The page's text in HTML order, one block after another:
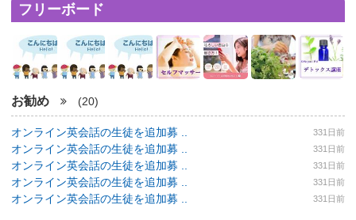
フリーボード
お勧め (20)
オンライン英会話の生徒を追加募 .. 331日前
オンライン英会話の生徒を追加募 .. 331日前
オンライン英会話の生徒を追加募 .. 331日前
オンライン英会話の生徒を追加募 .. 331日前
オンライン英会話の生徒を追加募 .. 331日前